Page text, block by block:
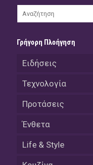
Γρήγορη Πλοήγηση
Ειδήσεις
Τεχνολογία
Προτάσεις
Ένθετα
Life & Style